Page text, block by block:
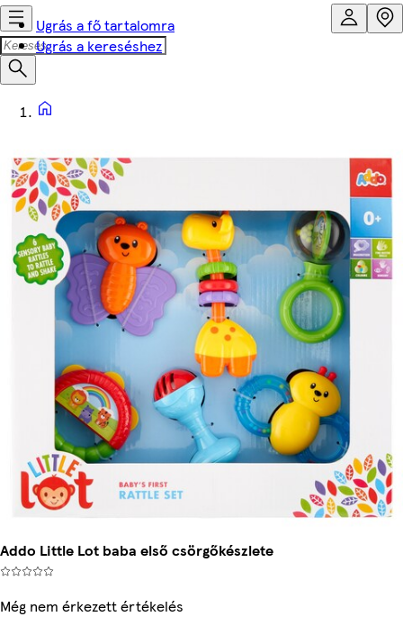
Ugrás a fő tartalomra
Ugrás a kereséshez
Addo Little Lot baba első csörgőkészlete
Még nem érkezett értékelés